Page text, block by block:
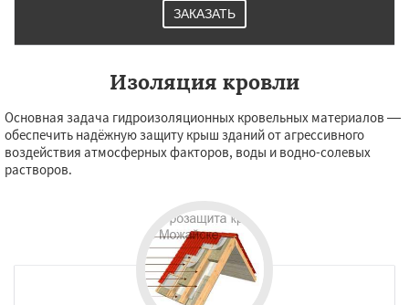
ЗАКАЗАТЬ
Изоляция кровли
Основная задача гидроизоляционных кровельных материалов —
обеспечить надёжную защиту крыш зданий от агрессивного
воздействия атмосферных факторов, воды и водно-солевых
растворов.